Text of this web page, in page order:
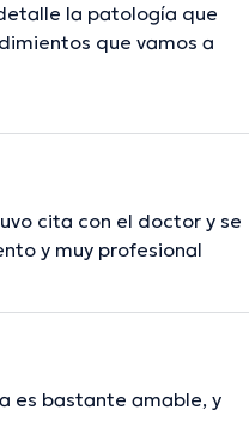
la patología que
que vamos a
cita con el doctor y se
y muy profesional
es bastante amable, y